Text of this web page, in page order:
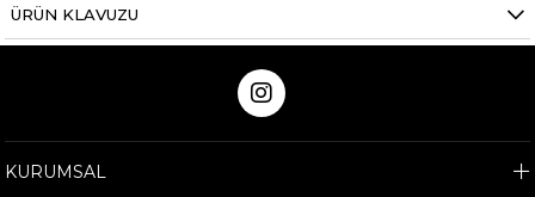
ÜRÜN KLAVUZU
KURUMSAL